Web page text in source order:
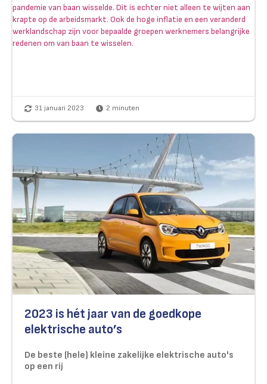
pandemie van baan wisselde. Dit is echter niet alleen te wijten aan
krapte op de arbeidsmarkt. Ook de hoge inflatie en een veranderd
werklandschap zijn voor bepaalde groepen werknemers belangrijke
redenen om van baan te wisselen.
31 januari 2023 2 minuten
2023 is hét jaar van de goedkope
elektrische auto’s
De beste (hele) kleine zakelijke elektrische auto's
op een rij